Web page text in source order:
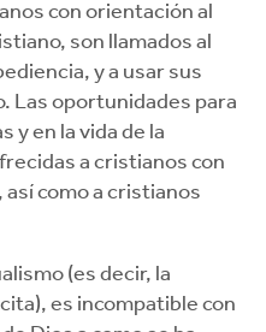
con orientación al
son llamados al
y a usar sus
Las oportunidades para
y en la vida de la
a cristianos con
como a cristianos
(es decir, la
es incompatible con